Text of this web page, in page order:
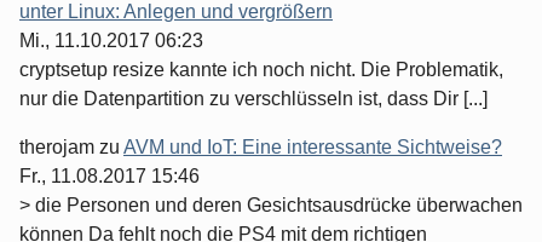
unter Linux: Anlegen und vergrößern
Mi., 11.10.2017 06:23
cryptsetup resize kannte ich noch nicht. Die Problematik,
nur die Datenpartition zu verschlüsseln ist, dass Dir [...]
therojam zu AVM und IoT: Eine interessante Sichtweise?
Fr., 11.08.2017 15:46
> die Personen und deren Gesichtsausdrücke überwachen
können Da fehlt noch die PS4 mit dem richtigen